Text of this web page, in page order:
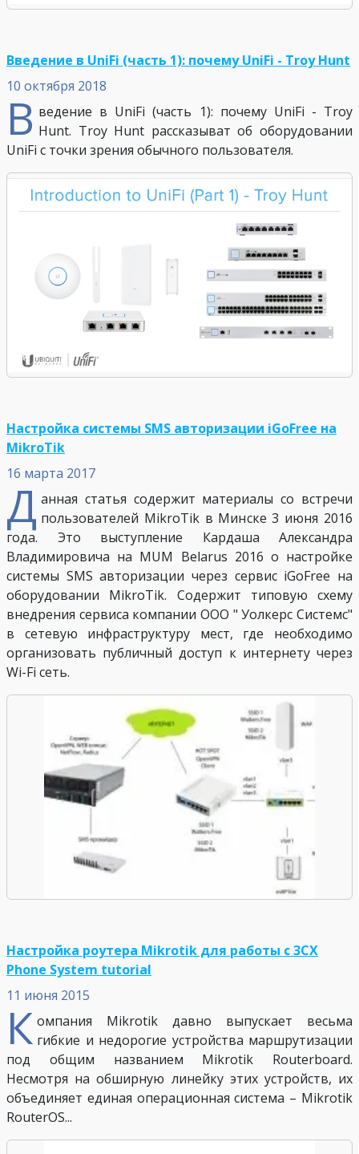
10 октября 2018
Введение в UniFi (часть 1): почему UniFi - Troy Hunt
В ведение в UniFi (часть 1): почему UniFi - Troy
Hunt. Troy Hunt рассказыват об оборудовании
UniFi с точки зрения обычного пользователя.
16 марта 2017
Настройка системы SMS авторизации iGoFree на
MikroTik
Д анная статья содержит материалы со встречи
пользователей MikroTik в Минске 3 июня 2016
года. Это выступление Кардаша Александра
Владимировича на MUM Belarus 2016 о настройке
системы SMS авторизации через сервис iGoFree на
оборудовании MikroTik. Содержит типовую схему
внедрения сервиса компании ООО " Уолкерс Системс"
в сетевую инфраструктуру мест, где необходимо
организовать публичный доступ к интернету через
Wi-Fi сеть.
11 июня 2015
Настройка роутера Mikrotik для работы с 3CX
Phone System tutorial
К омпания Mikrotik давно выпускает весьма
гибкие и недорогие устройства маршрутизации
под общим названием Mikrotik Routerboard.
Несмотря на обширную линейку этих устройств, их
объединяет единая операционная система – Mikrotik
RouterOS...